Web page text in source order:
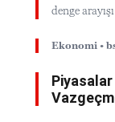
denge
Ekonomi •
Piyasalar